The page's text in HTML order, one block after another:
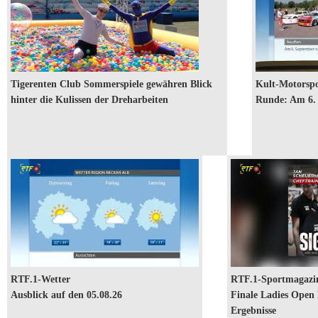
Tigerenten Club Sommerspiele gewähren Blick
hinter die Kulissen der Dreharbeiten
Kult-
Motorsport-
Event geht
in die
Runde: Am
Kult-
Runde: Am 6.
RTF.1-Wetter: Ausblick auf den 05.08.26
RTF.1-Wetter
Ausblick auf den 05.08.26
RTF.1-
Sportmagazin
vom 03.08.2026:
Finale Ladies
Open Hechingen
und erste
RTF.1-
Finale Ladies Open
Ergebnisse